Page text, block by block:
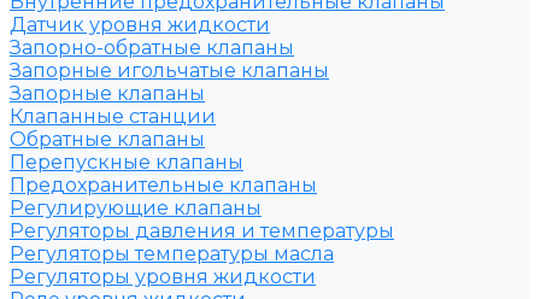
Датчик уровня жидкости
Запорно-обратные клапаны
Запорные игольчатые клапаны
Запорные клапаны
Клапанные станции
Обратные клапаны
Перепускные клапаны
Предохранительные клапаны
Регулирующие клапаны
Регуляторы давления и температуры
Регуляторы температуры масла
Регуляторы уровня жидкости